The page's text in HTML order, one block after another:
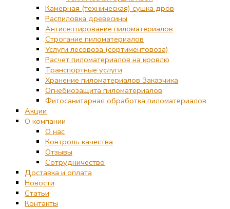
Камерная (техническая) сушка дров
Распиловка древесины
Антисептирование пиломатериалов
Строгание пиломатериалов
Услуги лесовоза (сортиментовоза)
Расчет пиломатериалов на кровлю
Транспортные услуги
Хранение пиломатериалов Заказчика
Огнебиозащита пиломатериалов
Фитосанитарная обработка пиломатериалов
Акции
О компании
О нас
Контроль качества
Отзывы
Сотрудничество
Доставка и оплата
Новости
Статьи
Контакты